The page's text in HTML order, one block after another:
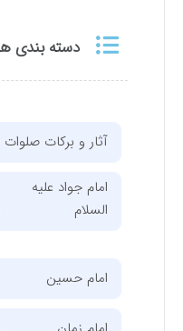
دسته بندی ها
آثار و برکات صلوات(4)
امام جواد علیه
السلام
امام حسین